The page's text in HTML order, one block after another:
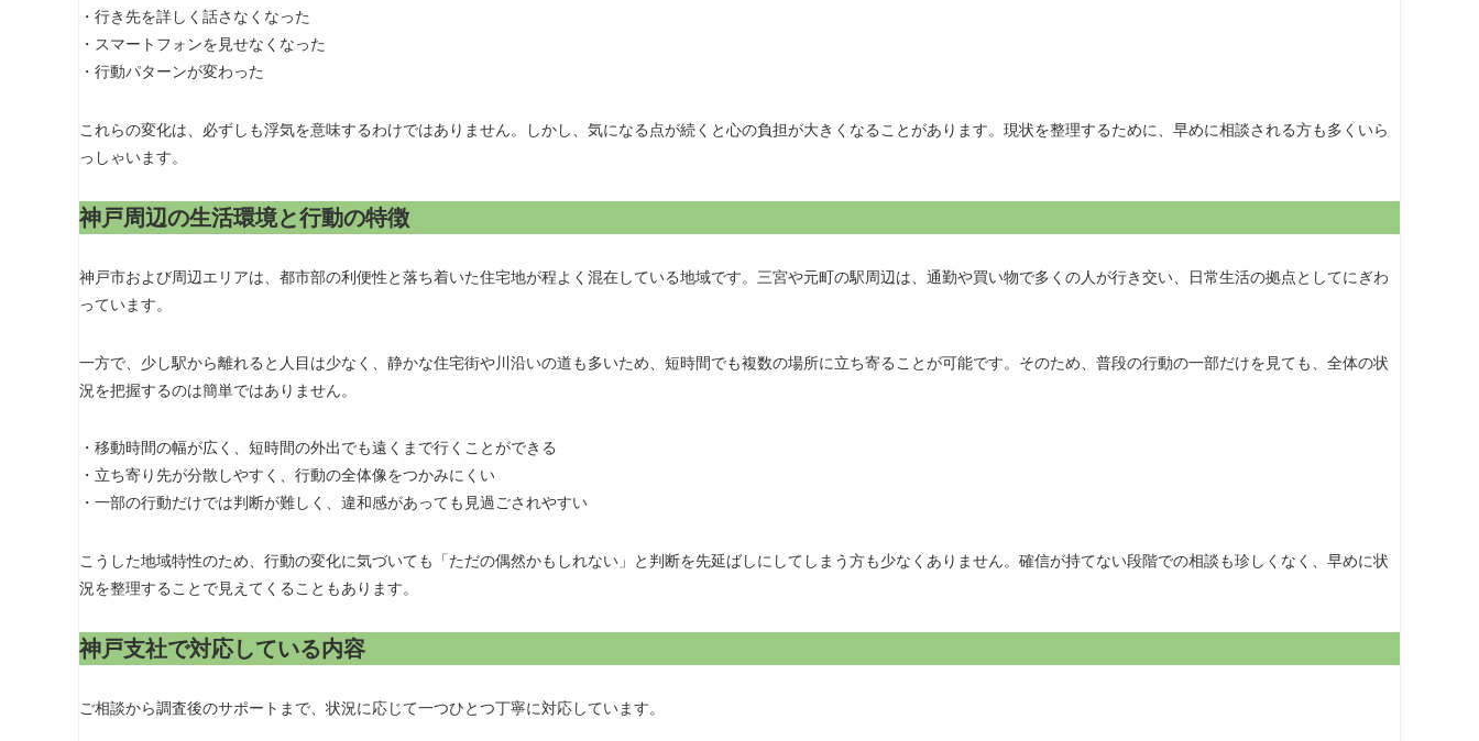
・行き先を詳しく話さなくなった
・スマートフォンを見せなくなった
・行動パターンが変わった
これらの変化は、必ずしも浮気を意味するわけではありません。しかし、気になる点が続くと心の負担が大きくなることがあります。現状を整理するために、早めに相談される方も多くいら
っしゃいます。
神戸周辺の生活環境と行動の特徴
神戸市および周辺エリアは、都市部の利便性と落ち着いた住宅地が程よく混在している地域です。三宮や元町の駅周辺は、通勤や買い物で多くの人が行き交い、日常生活の拠点としてにぎわ
っています。
一方で、少し駅から離れると人目は少なく、静かな住宅街や川沿いの道も多いため、短時間でも複数の場所に立ち寄ることが可能です。そのため、普段の行動の一部だけを見ても、全体の状
況を把握するのは簡単ではありません。
・移動時間の幅が広く、短時間の外出でも遠くまで行くことができる
・立ち寄り先が分散しやすく、行動の全体像をつかみにくい
・一部の行動だけでは判断が難しく、違和感があっても見過ごされやすい
こうした地域特性のため、行動の変化に気づいても「ただの偶然かもしれない」と判断を先延ばしにしてしまう方も少なくありません。確信が持てない段階での相談も珍しくなく、早めに状
況を整理することで見えてくることもあります。
神戸支社で対応している内容
ご相談から調査後のサポートまで、状況に応じて一つひとつ丁寧に対応しています。